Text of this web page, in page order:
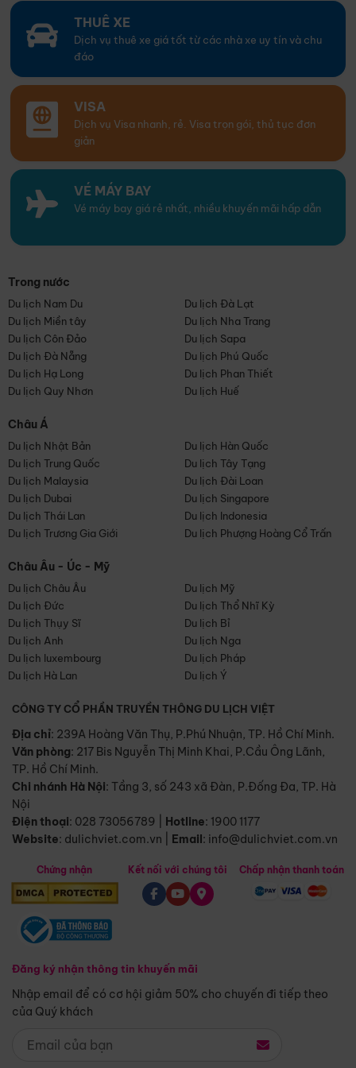
THUÊ XE
Dịch vụ thuê xe giá tốt từ các nhà xe uy tín và chu
đáo
VISA
Dịch vụ Visa nhanh, rẻ. Visa trọn gói, thủ tục đơn
giản
VÉ MÁY BAY
Vé máy bay giá rẻ nhất, nhiều khuyến mãi hấp dẫn
Trong nước
Du lịch Nam Du
Du lịch Đà Lạt
Du lịch Miền tây
Du lịch Nha Trang
Du lịch Côn Đảo
Du lịch Sapa
Du lịch Đà Nẵng
Du lịch Phú Quốc
Du lịch Hạ Long
Du lịch Phan Thiết
Du lịch Quy Nhơn
Du lịch Huế
Châu Á
Du lịch Nhật Bản
Du lịch Hàn Quốc
Du lịch Trung Quốc
Du lịch Tây Tạng
Du lịch Malaysia
Du lịch Đài Loan
Du lịch Dubai
Du lịch Singapore
Du lịch Thái Lan
Du lịch Indonesia
Du lịch Trương Gia Giới
Du lịch Phượng Hoàng Cổ Trấn
Châu Âu - Úc - Mỹ
Du lịch Châu Âu
Du lịch Mỹ
Du lịch Đức
Du lịch Thổ Nhĩ Kỳ
Du lịch Thụy Sĩ
Du lịch Bỉ
Du lịch Anh
Du lịch Nga
Du lịch luxembourg
Du lịch Pháp
Du lịch Hà Lan
Du lịch Ý
CÔNG TY CỔ PHẦN TRUYỀN THÔNG DU LỊCH VIỆT
Địa chỉ: 239A Hoàng Văn Thụ, P.Phú Nhuận, TP. Hồ Chí Minh.
Văn phòng: 217 Bis Nguyễn Thị Minh Khai, P.Cầu Ông Lãnh,
TP. Hồ Chí Minh.
Chi nhánh Hà Nội: Tầng 3, số 243 xã Đàn, P.Đống Đa, TP. Hà
Nội
Điện thoại: 028 73056789 Hotline: 1900 1177
Website: dulichviet.com.vn Email: info@dulichviet.com.vn
Chứng nhận
Đăng ký nhận thông tin khuyến mãi
Nhập email để có cơ hội giảm 50% cho chuyến đi tiếp theo
của Quý khách
Kết nối với chúng tôi Chấp nhận thanh toán